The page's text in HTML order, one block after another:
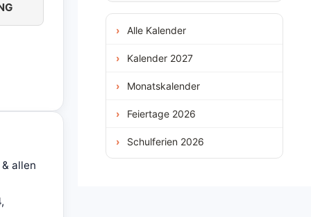
allen
Alle Kalender
Kalender 2027
Monatskalender
Feiertage 2026
Schulferien 2026